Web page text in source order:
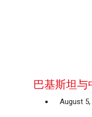
巴基斯坦
August 5,